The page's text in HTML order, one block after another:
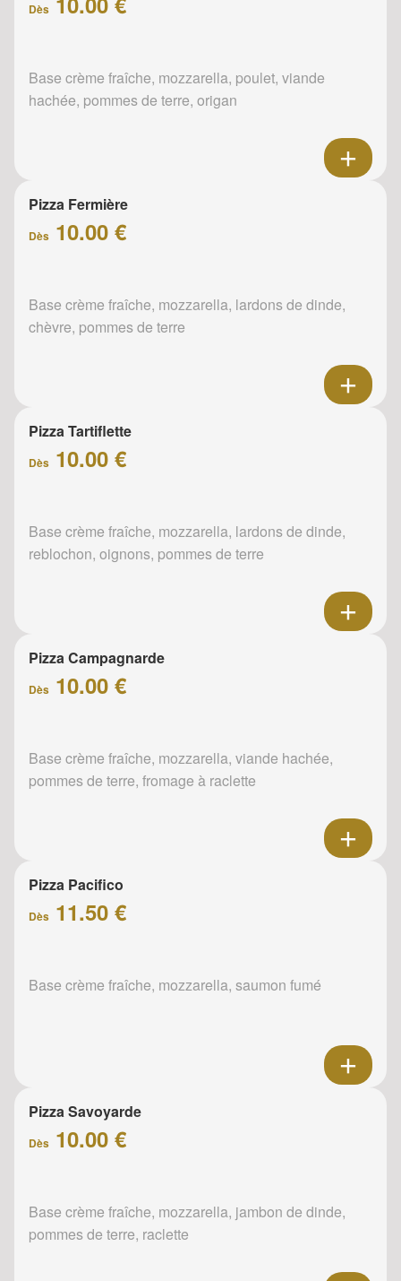
Dès
Base crème fraîche, mozzarella, poulet, viande
hachée, pommes de terre, origan
Pizza Fermière
Dès 10.00 €
Base crème fraîche, mozzarella, lardons de dinde,
chèvre, pommes de terre
Pizza Tartiflette
Dès 10.00 €
Base crème fraîche, mozzarella, lardons de dinde,
reblochon, oignons, pommes de terre
Pizza Campagnarde
Dès 10.00 €
Base crème fraîche, mozzarella, viande hachée,
pommes de terre, fromage à raclette
Pizza Pacifico
Dès 11.50 €
Base crème fraîche, mozzarella, saumon fumé
Pizza Savoyarde
Dès 10.00 €
Base crème fraîche, mozzarella, jambon de dinde,
pommes de terre, raclette